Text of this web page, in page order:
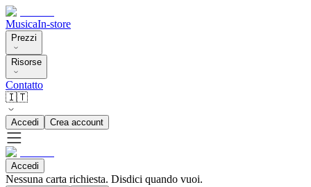
MusicaIn-store
Prezzi
Risorse
Contatto
🇮🇹
Accedi Crea account
Accedi
Nessuna carta richiesta. Disdici quando vuoi.